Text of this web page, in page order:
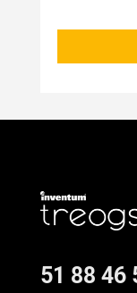
51 88 46